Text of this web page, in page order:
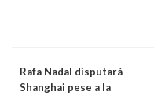
Rafa Nadal disputará
Shanghai pese a la